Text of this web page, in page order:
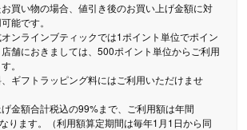
お買い物の場合、値引き後のお買い上げ金額に対
能です。
オンラインブティックでは1ポイント単位でポイン
舗におきましては、500ポイント単位からご利用
。
、ギフトラッピング料にはご利用いただけませ
げ金額合計税込の99%まで、ご利用額は年間
ります。（利用額算定期間は毎年1月1日から同